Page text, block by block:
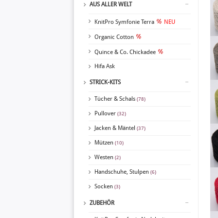
AUS ALLER WELT
KnitPro Symfonie Terra NEU
Organic Cotton
Quince & Co. Chickadee
Hifa Ask
STRICK-KITS
Tücher & Schals (78)
Pullover (32)
Jacken & Mäntel (37)
Mützen (10)
Westen (2)
Handschuhe, Stulpen (6)
Socken (3)
ZUBEHÖR